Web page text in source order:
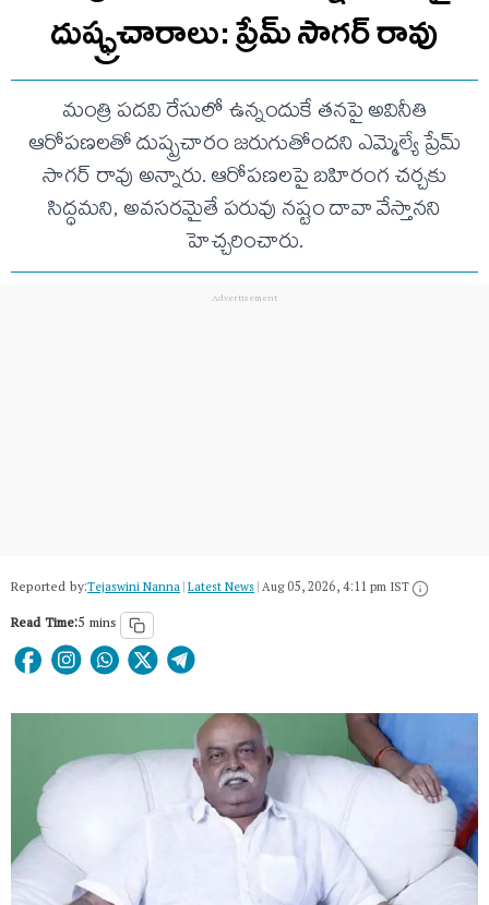
దుష్ఫ్రచారాలు: ప్రేమ్ సాగర్ రావు
మంత్రి పదవి రేసులో ఉన్నందుకే తనపై అవినీతి
ఆరోపణలతో దుష్ప్రచారం జరుగుతోందని ఎమ్మెల్యే ప్రేమ్
సాగర్ రావు అన్నారు. ఆరోపణలపై బహిరంగ చర్చకు
సిద్ధమని, అవసరమైతే పరువు నష్టం దావా వేస్తానని
హెచ్చరించారు.
Reported by:Tejaswini Nanna|Latest News|Aug 05, 2026, 4:11 pm IST
Read Time:5 mins